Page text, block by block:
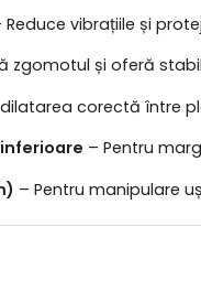
Reduce vibrațiile și
zgomotul și oferă
corectă între
– Pentru
– Pentru manipulare